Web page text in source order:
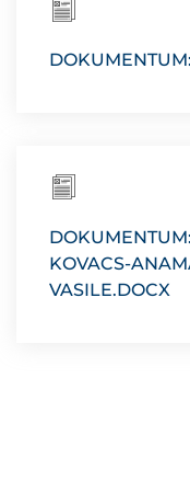
KOVACS-
VASILE.DOCX